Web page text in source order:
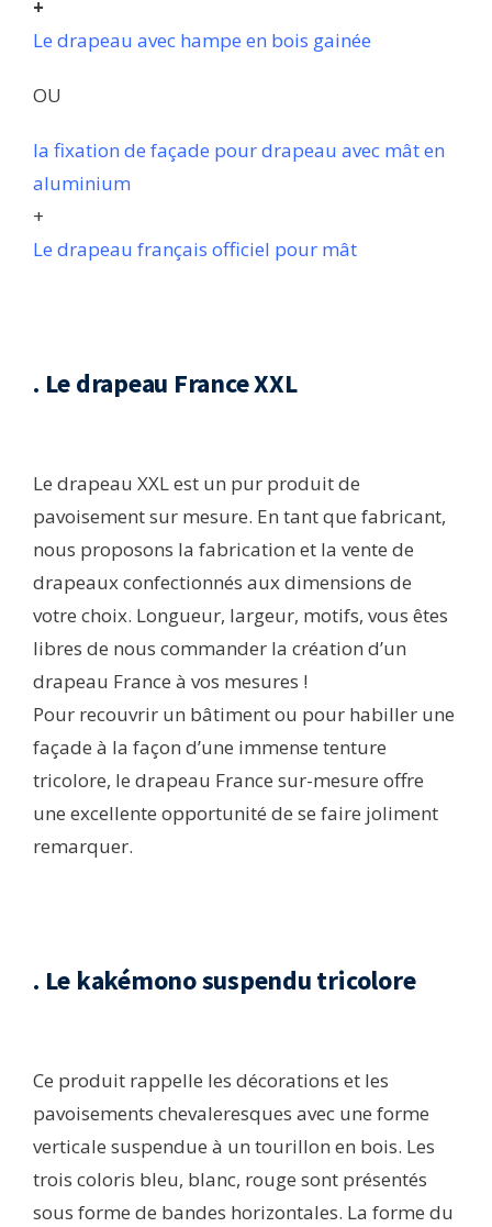
+
Le drapeau avec hampe en bois gainée
OU
la fixation de façade pour drapeau avec mât en
aluminium
+
Le drapeau français officiel pour mât
. Le drapeau France XXL
Le drapeau XXL est un pur produit de
pavoisement sur mesure. En tant que fabricant,
nous proposons la fabrication et la vente de
drapeaux confectionnés aux dimensions de
votre choix. Longueur, largeur, motifs, vous êtes
libres de nous commander la création d’un
drapeau France à vos mesures !
Pour recouvrir un bâtiment ou pour habiller une
façade à la façon d’une immense tenture
tricolore, le drapeau France sur-mesure offre
une excellente opportunité de se faire joliment
remarquer.
. Le kakémono suspendu tricolore
Ce produit rappelle les décorations et les
pavoisements chevaleresques avec une forme
verticale suspendue à un tourillon en bois. Les
trois coloris bleu, blanc, rouge sont présentés
sous forme de bandes horizontales. La forme du